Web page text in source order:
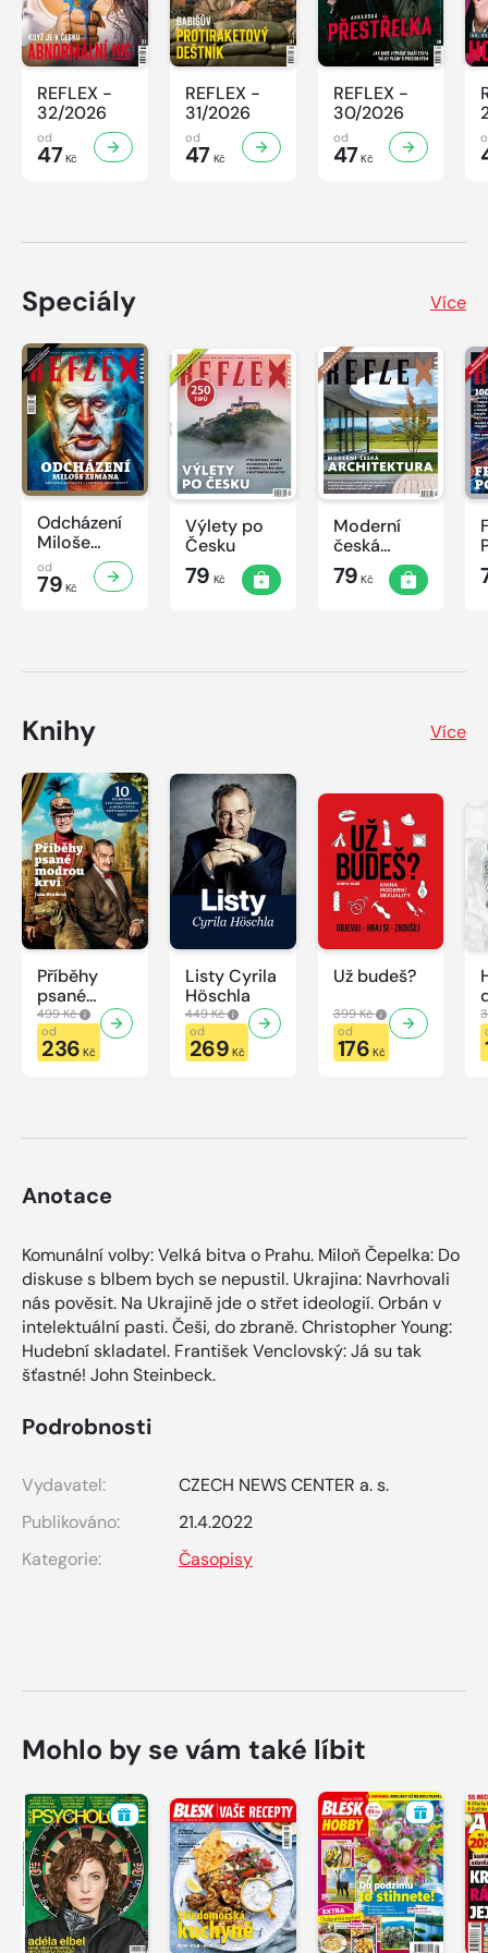
REFLEX -
32/2026
od
47 Kč
REFLEX -
31/2026
od
47 Kč
REFLEX -
30/2026
od
47Kč
Speciály Více
Odcházení
Miloše
Zemana
od
79 Kč
Výlety po
Česku
79 Kč
Moderní
česká
architektura
79 Kč
Knihy Více
Příběhy
psané
modrou
krví
499 Kč
od
236 Kč
Listy Cyrila
Höschla
449 Kč
od
269 Kč
Už budeš?
399 Kč
od
176 Kč
Anotace
Komunální volby: Velká bitva o Prahu. Miloň Čepelka: Do
diskuse s blbem bych se nepustil. Ukrajina: Navrhovali
nás pověsit. Na Ukrajině jde o střet ideologií. Orbán v
intelektuální pasti. Češi, do zbraně. Christopher Young:
Hudební skladatel. František Venclovský: Já su tak
šťastné! John Steinbeck.
Podrobnosti
Vydavatel:
CZECH NEWS CENTER a. s.
Publikováno:
21.4.2022
Kategorie:
Časopisy
Mohlo by se vám také líbit